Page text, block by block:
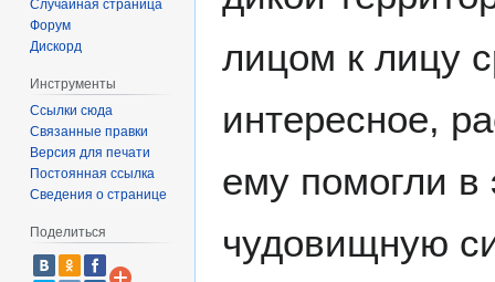
лицом к лицу
интересное,
ему помогли в
чудовищную
Случайная страница
Форум
Дискорд
Инструменты
Ссылки сюда
Связанные правки
Версия для печати
Постоянная ссылка
Сведения о странице
Поделиться